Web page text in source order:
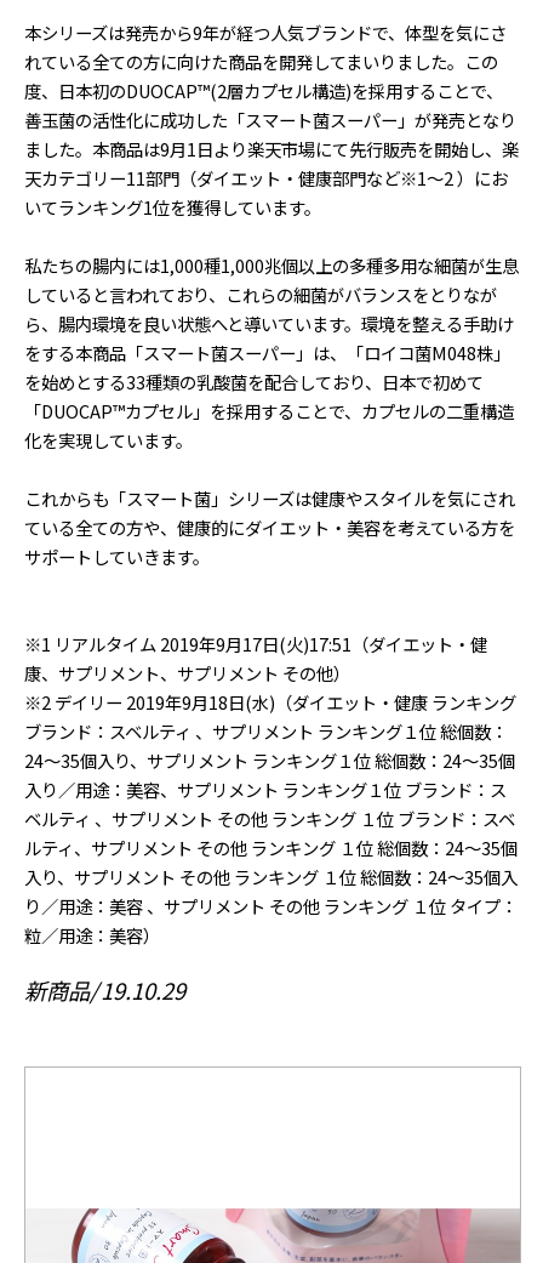
本シリーズは発売から9年が経つ人気ブランドで、体型を気にさ
れている全ての方に向けた商品を開発してまいりました。この
度、日本初のDUOCAP™(2層カプセル構造)を採用することで、
善玉菌の活性化に成功した「スマート菌スーパー」が発売となり
ました。本商品は9月1日より楽天市場にて先行販売を開始し、楽
天カテゴリー11部門（ダイエット・健康部門など※1〜2 ）にお
いてランキング1位を獲得しています。
私たちの腸内には1,000種1,000兆個以上の多種多用な細菌が生息
していると言われており、これらの細菌がバランスをとりなが
ら、腸内環境を良い状態へと導いています。環境を整える手助け
をする本商品「スマート菌スーパー」は、「ロイコ菌M048株」
を始めとする33種類の乳酸菌を配合しており、日本で初めて
「DUOCAP™カプセル」を採用することで、カプセルの二重構造
化を実現しています。
これからも「スマート菌」シリーズは健康やスタイルを気にされ
ている全ての方や、健康的にダイエット・美容を考えている方を
サポートしていきます。
※1 リアルタイム 2019年9月17日(火)17:51（ダイエット・健
康、サプリメント、サプリメント その他）
※2 デイリー 2019年9月18日(水)（ダイエット・健康 ランキング
ブランド：スベルティ 、サプリメント ランキング１位 総個数：
24〜35個入り、サプリメント ランキング１位 総個数：24〜35個
入り／用途：美容、サプリメント ランキング１位 ブランド：ス
ベルティ 、サプリメント その他 ランキング １位 ブランド：スベ
ルティ、サプリメント その他 ランキング １位 総個数：24〜35個
入り、サプリメント その他 ランキング １位 総個数：24〜35個入
り／用途：美容 、サプリメント その他 ランキング １位 タイプ：
粒／用途：美容）
新商品 19.10.29